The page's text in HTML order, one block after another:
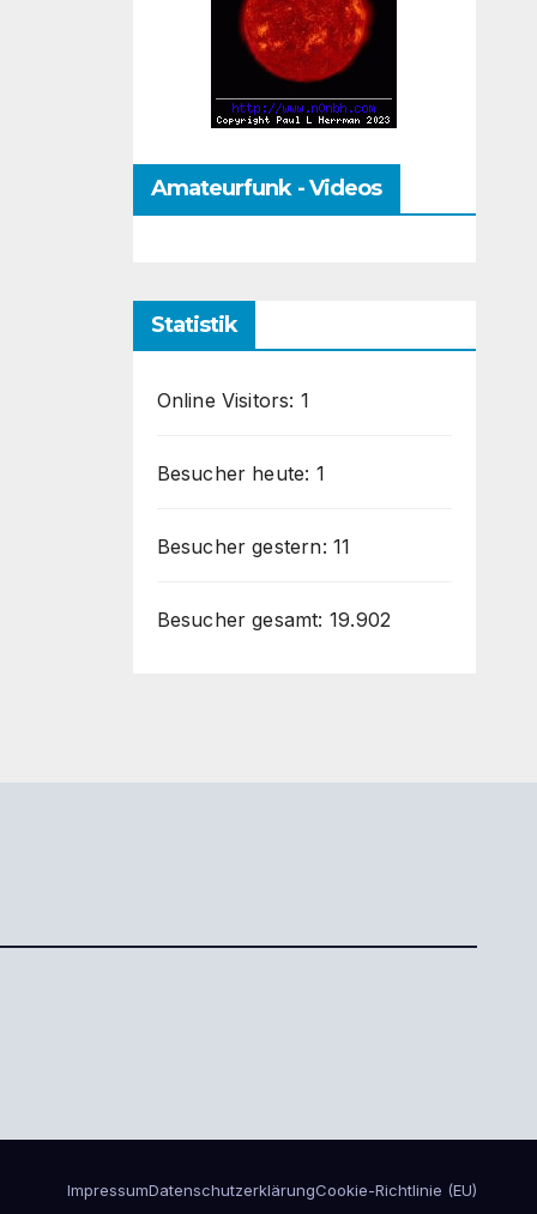
Amateurfunk - Videos
Statistik
Online Visitors: 1
Besucher heute: 1
Besucher gestern:11
Besucher gesamt: 19.902
ImpressumDatenschutzerklärungCookie-Richtlinie (EU)